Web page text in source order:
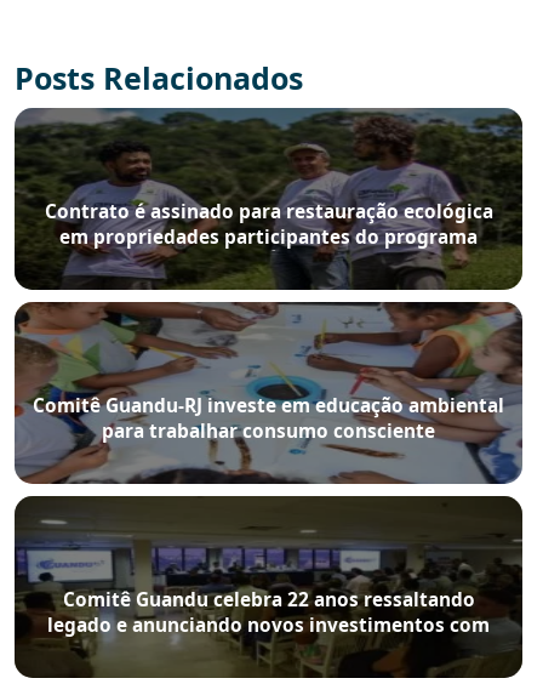
Posts Relacionados
Contrato é assinado para restauração ecológica
em propriedades participantes do programa
Produtores de Água e Floresta
Comitê Guandu-RJ investe em educação ambiental
para trabalhar consumo consciente
Comitê Guandu celebra 22 anos ressaltando
legado e anunciando novos investimentos com
editais